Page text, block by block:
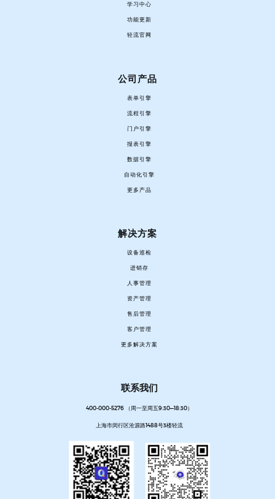
学习中心
功能更新
轻流官网
公司产品
表单引擎
流程引擎
门户引擎
报表引擎
数据引擎
自动化引擎
更多产品
解决方案
设备巡检
进销存
人事管理
资产管理
售后管理
客户管理
更多解决方案
联系我们
400-000-5276 （周一至周五9:30—18:30）
上海市闵行区沧源路1488号3楼轻流